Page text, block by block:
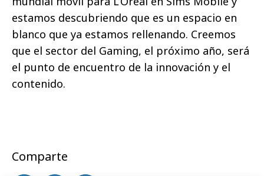
estamos descubriendo que es un espacio en
blanco que ya estamos rellenando. Creemos
que el sector del Gaming, el próximo año, será
el punto de encuentro de la innovación y el
contenido.
Comparte